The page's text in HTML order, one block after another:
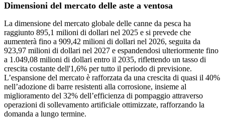
Dimensioni del mercato delle aste a ventosa
La dimensione del mercato globale delle canne da pesca ha
raggiunto 895,1 milioni di dollari nel 2025 e si prevede che
aumenterà fino a 909,42 milioni di dollari nel 2026, seguita da
923,97 milioni di dollari nel 2027 e espandendosi ulteriormente fino
a 1.049,08 milioni di dollari entro il 2035, riflettendo un tasso di
crescita costante dell'1,6% per tutto il periodo di previsione.
L’espansione del mercato è rafforzata da una crescita di quasi il 40%
nell’adozione di barre resistenti alla corrosione, insieme al
miglioramento del 32% dell’efficienza di pompaggio attraverso
operazioni di sollevamento artificiale ottimizzate, rafforzando la
domanda a lungo termine.